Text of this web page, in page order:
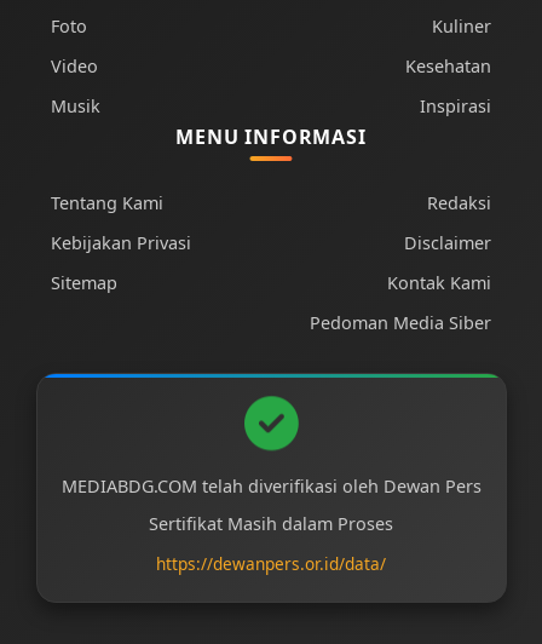
Foto
Video
Musik
Kuliner
Kesehatan
Inspirasi
MENU INFORMASI
Tentang Kami
Kebijakan Privasi
Sitemap
Redaksi
Disclaimer
Kontak Kami
Pedoman Media Siber
MEDIABDG.COM telah diverifikasi oleh Dewan Pers
Sertifikat Masih dalam Proses
https://dewanpers.or.id/data/